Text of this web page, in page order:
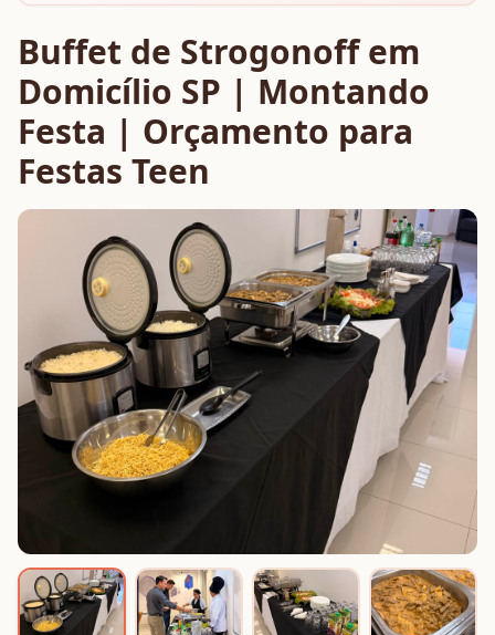
Buffet de Strogonoff em
Domicílio SP | Montando
Festa | Orçamento para
Festas Teen